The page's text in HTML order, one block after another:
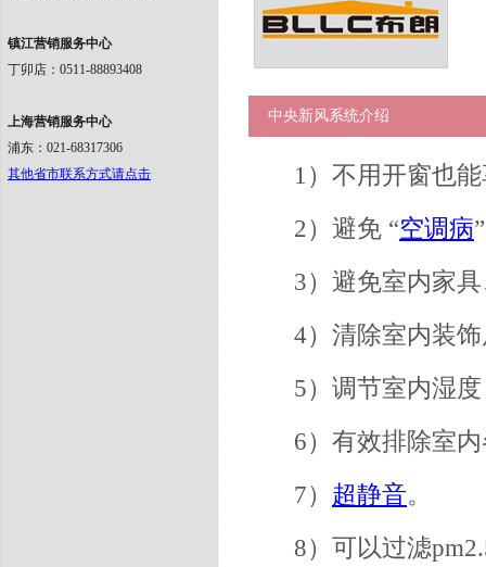
镇江营销服务中心
丁卯店：0511-88893408
上海营销服务中心
浦东：021-68317306
其他省市联系方式请点击
中央新风系统介绍
1）不用开窗也
2）避免 “空调病
3）避免室内家
4）清除室内装
5）调节室内湿
6）有效排除室
7） 超静音。
8）可以过滤